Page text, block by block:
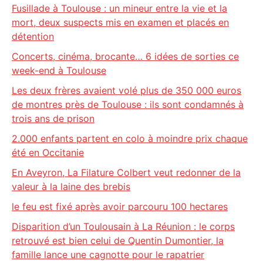
Fusillade à Toulouse : un mineur entre la vie et la
mort, deux suspects mis en examen et placés en
détention
Concerts, cinéma, brocante… 6 idées de sorties ce
week-end à Toulouse
Les deux frères avaient volé plus de 350 000 euros
de montres près de Toulouse : ils sont condamnés à
trois ans de prison
2.000 enfants partent en colo à moindre prix chaque
été en Occitanie
En Aveyron, La Filature Colbert veut redonner de la
valeur à la laine des brebis
le feu est fixé après avoir parcouru 100 hectares
Disparition d’un Toulousain à La Réunion : le corps
retrouvé est bien celui de Quentin Dumontier, la
famille lance une cagnotte pour le rapatrier